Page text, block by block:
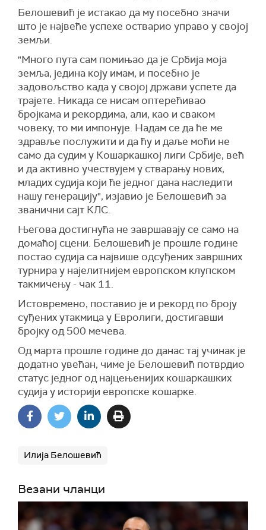
Белошевић је истакао да му посебно значи
што је највеће успехе остварио управо у својој
земљи.
"Много пута сам помињао да је Србија моја
земља, једина коју имам, и посебно је
задовољство када у својој држави успете да
трајете. Никада се нисам оптерећивао
бројкама и рекордима, али, као и сваком
човеку, то ми импонује. Надам се да ће ме
здравље послужити и да ћу и даље моћи не
само да судим у Кошаркашкој лиги Србије, већ
и да активно учествујем у стварању нових,
младих судија који ће једног дана наследити
нашу генерацију", изјавио је Белошевић за
званични сајт КЛС.
Његова достигнућа не завршавају се само на
домаћој сцени. Белошевић је прошле године
постао судија са највише одсуђених завршних
турнира у најелитнијем европском клупском
такмичењу - чак 11.
Истовремено, поставио је и рекорд по броју
суђених утакмица у Евролиги, достигавши
бројку од 500 мечева.
Од марта прошле године до данас тај учинак је
додатно увећан, чиме је Белошевић потврдио
статус једног од најцењенијих кошаркашких
судија у историји европске кошарке.
Илија Белошевић
Везани чланци